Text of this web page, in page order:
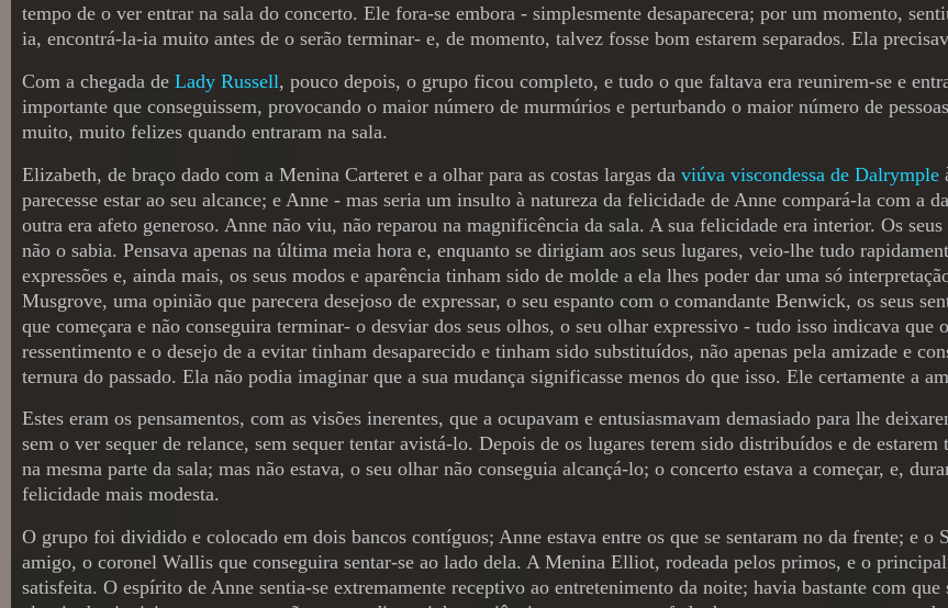
tempo de o ver entrar na sala do concerto. Ele fora-se embora - simplesmente desaparecera; por um momento,
ia, encontrá-la-ia muito antes de o serão terminar- e, de momento, talvez fosse bom estarem separados. Ela
Com a chegada de Lady Russell, pouco depois, o grupo ficou completo, e tudo o que faltava era reunirem-se e
importante que conseguissem, provocando o maior número de murmúrios e perturbando o maior número de
muito, muito felizes quando entraram na sala.
Elizabeth, de braço dado com a Menina Carteret e a olhar para as costas largas da viúva viscondessa de Dalrymple
parecesse estar ao seu alcance; e Anne - mas seria um insulto à natureza da felicidade de Anne compará-la com a
outra era afeto generoso. Anne não viu, não reparou na magnificência da sala. A sua felicidade era interior. Os
não o sabia. Pensava apenas na última meia hora e, enquanto se dirigiam aos seus lugares, veio-lhe tudo
expressões e, ainda mais, os seus modos e aparência tinham sido de molde a ela lhes poder dar uma só
Musgrove, uma opinião que parecera desejoso de expressar, o seu espanto com o comandante Benwick, os seus
que começara e não conseguira terminar- o desviar dos seus olhos, o seu olhar expressivo - tudo isso indicava
ressentimento e o desejo de a evitar tinham desaparecido e tinham sido substituídos, não apenas pela amizade e
ternura do passado. Ela não podia imaginar que a sua mudança significasse menos do que isso. Ele certamente a
Estes eram os pensamentos, com as visões inerentes, que a ocupavam e entusiasmavam demasiado para lhe
sem o ver sequer de relance, sem sequer tentar avistá-lo. Depois de os lugares terem sido distribuídos e de
na mesma parte da sala; mas não estava, o seu olhar não conseguia alcançá-lo; o concerto estava a começar, e,
felicidade mais modesta.
O grupo foi dividido e colocado em dois bancos contíguos; Anne estava entre os que se sentaram no da frente; e
amigo, o coronel Wallis que conseguira sentar-se ao lado dela. A Menina Elliot, rodeada pelos primos, e o
satisfeita. O espírito de Anne sentia-se extremamente receptivo ao entretenimento da noite; havia bastante com